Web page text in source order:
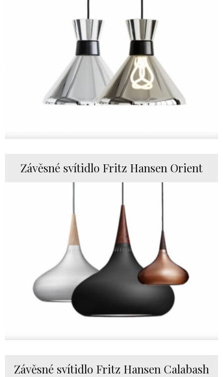
Závěsné svítidlo Fritz Hansen Orient
Závěsné svítidlo Fritz Hansen Calabash